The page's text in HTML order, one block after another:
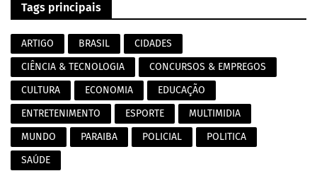
Tags principais
ARTIGO BRASIL
CIDADES
CIÊNCIA & TECNOLOGIA
CONCURSOS & EMPREGOS
CULTURA
ECONOMIA
EDUCAÇÃO
ENTRETENIMENTO
ESPORTE
MULTIMIDIA
MUNDO
PARAIBA POLICIAL
POLITICA
SAÚDE